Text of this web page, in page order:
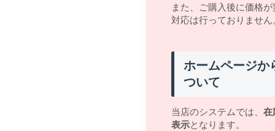
また、ご購入後に価格
対応は行っておりません
ホームページか
ついて
当店のシステムでは、 在
表示となります。